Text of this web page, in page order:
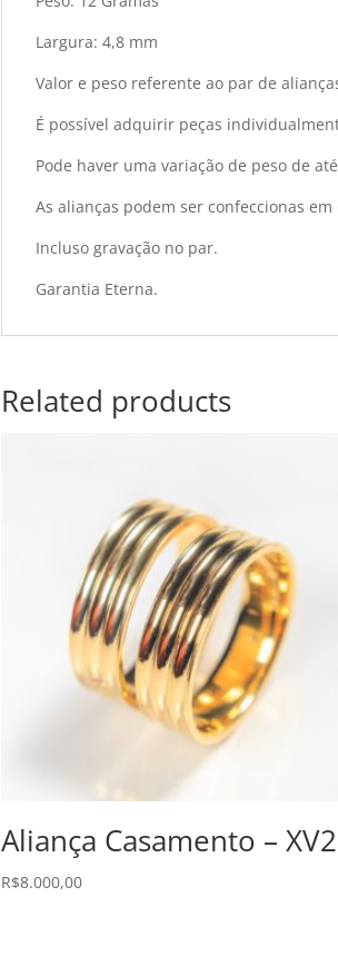
Largura: 4,8 mm
Valor e peso referente ao par de
É possível adquirir peças
Pode haver uma variação de peso de
As alianças podem ser confeccionas
Incluso gravação no par.
Garantia Eterna.
Related products
Aliança Casamento –
R$8.000,00